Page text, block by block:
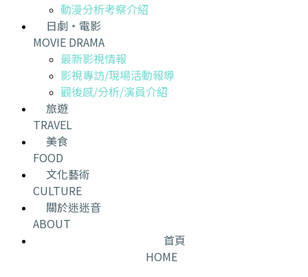
動漫分析考察介紹
日劇・電影
MOVIE DRAMA
最新影視情報
影視專訪/現場活動報導
觀後感/分析/演員介紹
旅遊
TRAVEL
美食
FOOD
文化藝術
CULTURE
關於迷迷音
ABOUT
首頁
HOME